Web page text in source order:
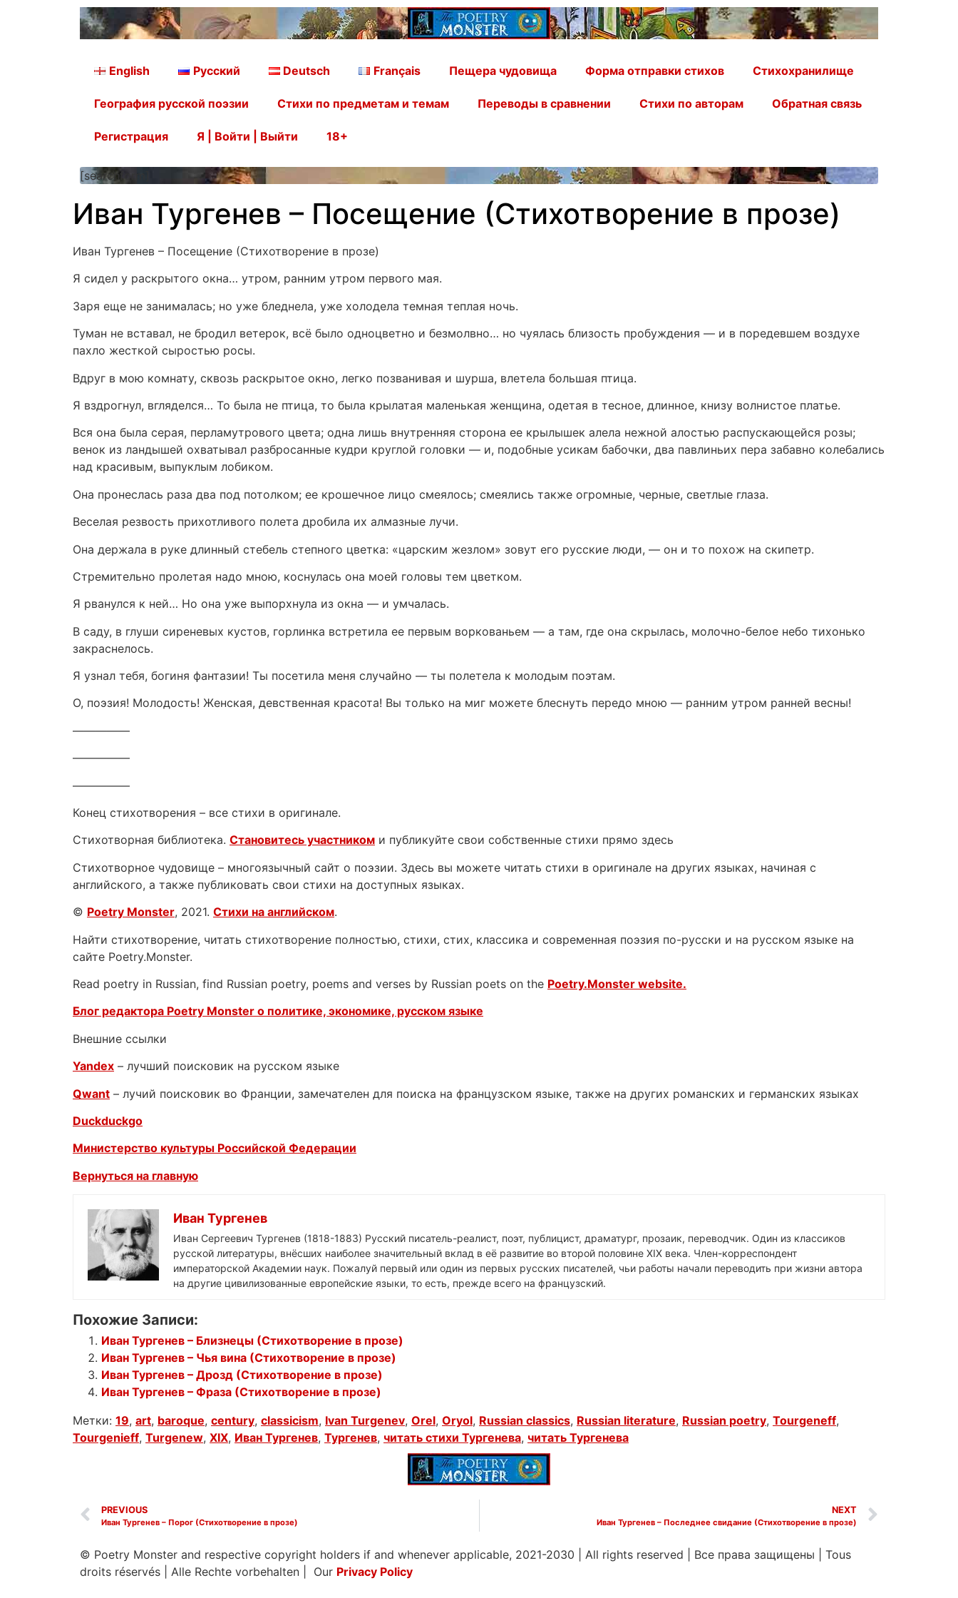
English Русский Deutsch Français Пещера чудовища Форма отправки стихов Стихохранилище
География русской поэзии Стихи по предметам и темам Переводы в сравнении Стихи по авторам Обратная связь
Регистрация Я | Войти | Выйти 18+
[searchform]
Иван Тургенев – Посещение (Стихотворение в прозе)
Иван Тургенев – Посещение (Стихотворение в прозе)
Я сидел у раскрытого окна… утром, ранним утром первого мая.
Заря еще не занималась; но уже бледнела, уже холодела темная теплая ночь.
Туман не вставал, не бродил ветерок, всё было одноцветно и безмолвно… но чуялась близость пробуждения — и в поредевшем воздухе
пахло жесткой сыростью росы.
Вдруг в мою комнату, сквозь раскрытое окно, легко позванивая и шурша, влетела большая птица.
Я вздрогнул, вгляделся… То была не птица, то была крылатая маленькая женщина, одетая в тесное, длинное, книзу волнистое платье.
Вся она была серая, перламутрового цвета; одна лишь внутренняя сторона ее крылышек алела нежной алостью распускающейся розы;
венок из ландышей охватывал разбросанные кудри круглой головки — и, подобные усикам бабочки, два павлиньих пера забавно колебались
над красивым, выпуклым лобиком.
Она пронеслась раза два под потолком; ее крошечное лицо смеялось; смеялись также огромные, черные, светлые глаза.
Веселая резвость прихотливого полета дробила их алмазные лучи.
Она держала в руке длинный стебель степного цветка: «царским жезлом» зовут его русские люди, — он и то похож на скипетр.
Стремительно пролетая надо мною, коснулась она моей головы тем цветком.
Я рванулся к ней… Но она уже выпорхнула из окна — и умчалась.
В саду, в глуши сиреневых кустов, горлинка встретила ее первым воркованьем — а там, где она скрылась, молочно-белое небо тихонько
закраснелось.
Я узнал тебя, богиня фантазии! Ты посетила меня случайно — ты полетела к молодым поэтам.
О, поэзия! Молодость! Женская, девственная красота! Вы только на миг можете блеснуть передо мною — ранним утром ранней весны!
—————
—————
—————
Конец стихотворения – все стихи в оригинале.
Стихотворная библиотека. Становитесь участником и публикуйте свои собственные стихи прямо здесь
Стихотворное чудовище – многоязычный сайт о поэзии. Здесь вы можете читать стихи в оригинале на других языках, начиная с
английского, а также публиковать свои стихи на доступных языках.
© Poetry Monster, 2021. Стихи на английском.
Найти стихотворение, читать стихотворение полностью, стихи, стих, классика и современная поэзия по-русски и на русском языке на
сайте Poetry.Monster.
Read poetry in Russian, find Russian poetry, poems and verses by Russian poets on the Poetry.Monster website.
Блог редактора Poetry Monster о политике, экономике, русском языке
Внешние ссылки
Yandex – лучший поисковик на русском языке
Qwant – лучий поисковик во Франции, замечателен для поиска на французском языке, также на других романских и германских языках
Duckduckgo
Министерство культуры Российской Федерации
Вернуться на главную
Иван Тургенев
Иван Сергеевич Тургенев (1818-1883) Русский писатель-реалист, поэт, публицист, драматург, прозаик, переводчик. Один из классиков
русской литературы, внёсших наиболее значительный вклад в её развитие во второй половине XIX века. Член-корреспондент
императорской Академии наук. Пожалуй первый или один из первых русских писателей, чьи работы начали переводить при жизни автора
на другие цивилизованные европейские языки, то есть, прежде всего на французский.
Похожие Записи:
Иван Тургенев – Близнецы (Стихотворение в прозе)
Иван Тургенев – Чья вина (Стихотворение в прозе)
Иван Тургенев – Дрозд (Стихотворение в прозе)
Иван Тургенев – Фраза (Стихотворение в прозе)
Метки: 19, art, baroque, century, classicism, Ivan Turgenev, Orel, Oryol, Russian classics, Russian literature, Russian poetry, Tourgeneff,
Tourgenieff, Turgenew, XIX, Иван Тургенев, Тургенев, читать стихи Тургенева, читать Тургенева
PREVIOUS
Иван Тургенев – Порог (Стихотворение в прозе)
NEXT
Иван Тургенев – Последнее свидание (Стихотворение в прозе)
© Poetry Monster and respective copyright holders if and whenever applicable, 2021-2030 All rights reserved Все права защищены
Tous
droits réservés
Alle Rechte vorbehalten | Our Privacy Policy